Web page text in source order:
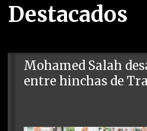
Destacados
Mohamed Salah
entre hinchas de